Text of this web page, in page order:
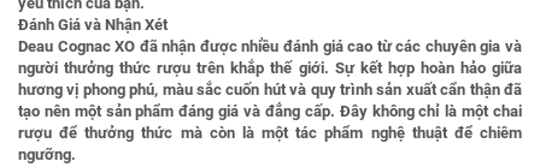
Đánh Giá và Nhận Xét
Deau Cognac XO đã nhận được nhiều đánh giá cao từ các chuyên gia và
người thưởng thức rượu trên khắp thế giới. Sự kết hợp hoàn hảo giữa
hương vị phong phú, màu sắc cuốn hút và quy trình sản xuất cẩn thận đã
tạo nên một sản phẩm đáng giá và đẳng cấp. Đây không chỉ là một chai
rượu để thưởng thức mà còn là một tác phẩm nghệ thuật để chiêm
ngưỡng.